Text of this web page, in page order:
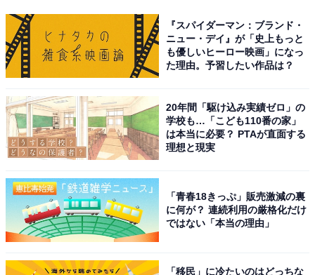
『スパイダーマン：ブランド・
ニュー・デイ』が「史上もっと
も優しいヒーロー映画」になっ
た理由。予習したい作品は？
20年間「駆け込み実績ゼロ」の
学校も…「こども110番の家」
は本当に必要？ PTAが直面する
理想と現実
「青春18きっぷ」販売激減の裏
に何が？ 連続利用の厳格化だけ
ではない「本当の理由」
「移民」に冷たいのはどっちな